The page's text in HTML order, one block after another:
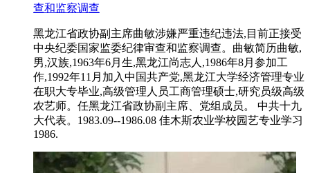
查和监察调查
黑龙江省政协副主席曲敏涉嫌严重违纪违法,目前正接受
中央纪委国家监委纪律审查和监察调查。曲敏简历曲敏,
男,汉族,1963年6月生,黑龙江尚志人,1986年8月参加工
作,1992年11月加入中国共产党,黑龙江大学经济管理专业
在职大专毕业,高级管理人员工商管理硕士,研究员级高级
农艺师。任黑龙江省政协副主席、党组成员。 中共十九
大代表。1983.09--1986.08 佳木斯农业学校园艺专业学习
1986.